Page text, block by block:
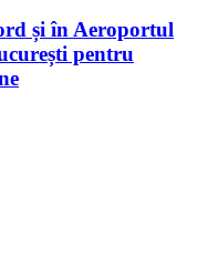
și în Aeroportul
pentru